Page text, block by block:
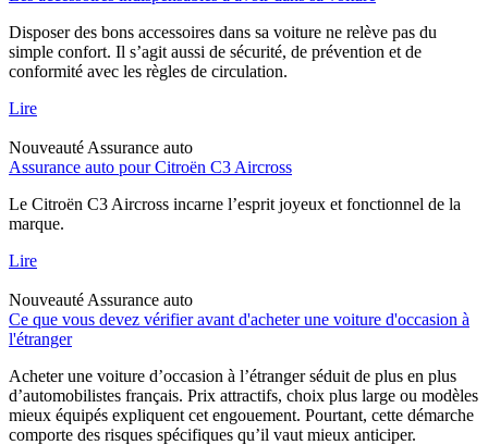
Disposer des bons accessoires dans sa voiture ne relève pas du
simple confort. Il s’agit aussi de sécurité, de prévention et de
conformité avec les règles de circulation.
Lire
Nouveauté Assurance auto
Assurance auto pour Citroën C3 Aircross
Le Citroën C3 Aircross incarne l’esprit joyeux et fonctionnel de la
marque.
Lire
Nouveauté Assurance auto
Ce que vous devez vérifier avant d'acheter une voiture d'occasion à
l'étranger
Acheter une voiture d’occasion à l’étranger séduit de plus en plus
d’automobilistes français. Prix attractifs, choix plus large ou modèles
mieux équipés expliquent cet engouement. Pourtant, cette démarche
comporte des risques spécifiques qu’il vaut mieux anticiper.